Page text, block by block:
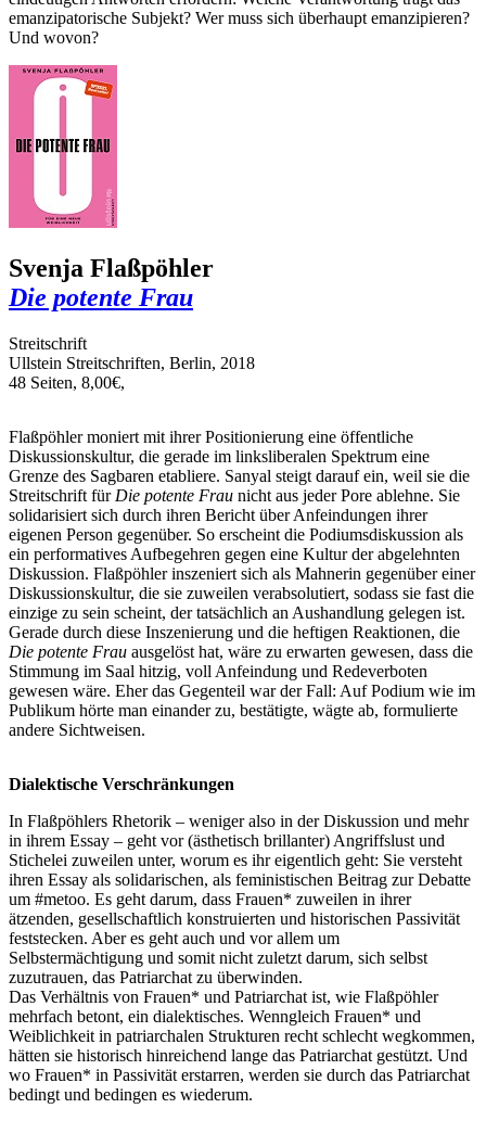
emanzipatorische Subjekt? Wer muss sich überhaupt emanzipieren?
Und wovon?
Svenja Flaßpöhler
Die potente Frau
Streitschrift
Ullstein Streitschriften, Berlin, 2018
48 Seiten, 8,00€,
Flaßpöhler moniert mit ihrer Positionierung eine öffentliche
Diskussionskultur, die gerade im linksliberalen Spektrum eine
Grenze des Sagbaren etabliere. Sanyal steigt darauf ein, weil sie die
Streitschrift für Die potente Frau nicht aus jeder Pore ablehne. Sie
solidarisiert sich durch ihren Bericht über Anfeindungen ihrer
eigenen Person gegenüber. So erscheint die Podiumsdiskussion als
ein performatives Aufbegehren gegen eine Kultur der abgelehnten
Diskussion. Flaßpöhler inszeniert sich als Mahnerin gegenüber einer
Diskussionskultur, die sie zuweilen verabsolutiert, sodass sie fast die
einzige zu sein scheint, der tatsächlich an Aushandlung gelegen ist.
Gerade durch diese Inszenierung und die heftigen Reaktionen, die
Die potente Frau ausgelöst hat, wäre zu erwarten gewesen, dass die
Stimmung im Saal hitzig, voll Anfeindung und Redeverboten
gewesen wäre. Eher das Gegenteil war der Fall: Auf Podium wie im
Publikum hörte man einander zu, bestätigte, wägte ab, formulierte
andere Sichtweisen.
Dialektische Verschränkungen
In Flaßpöhlers Rhetorik – weniger also in der Diskussion und mehr
in ihrem Essay – geht vor (ästhetisch brillanter) Angriffslust und
Stichelei zuweilen unter, worum es ihr eigentlich geht: Sie versteht
ihren Essay als solidarischen, als feministischen Beitrag zur Debatte
um #metoo. Es geht darum, dass Frauen* zuweilen in ihrer
ätzenden, gesellschaftlich konstruierten und historischen Passivität
feststecken. Aber es geht auch und vor allem um
Selbstermächtigung und somit nicht zuletzt darum, sich selbst
zuzutrauen, das Patriarchat zu überwinden.
Das Verhältnis von Frauen* und Patriarchat ist, wie Flaßpöhler
mehrfach betont, ein dialektisches. Wenngleich Frauen* und
Weiblichkeit in patriarchalen Strukturen recht schlecht wegkommen,
hätten sie historisch hinreichend lange das Patriarchat gestützt. Und
wo Frauen* in Passivität erstarren, werden sie durch das Patriarchat
bedingt und bedingen es wiederum.